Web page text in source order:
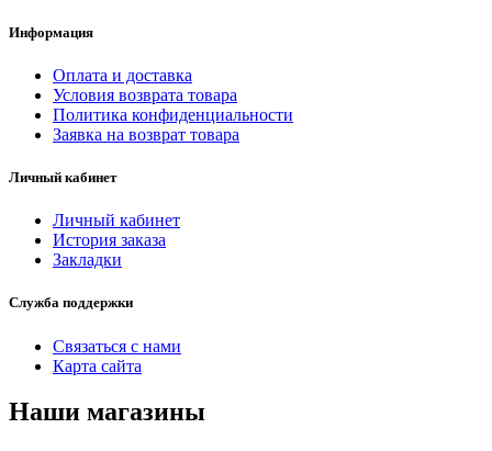
Информация
Оплата и доставка
Условия возврата товара
Политика конфиденциальности
Заявка на возврат товара
Личный кабинет
Личный кабинет
История заказа
Закладки
Служба поддержки
Связаться с нами
Карта сайта
Наши магазины